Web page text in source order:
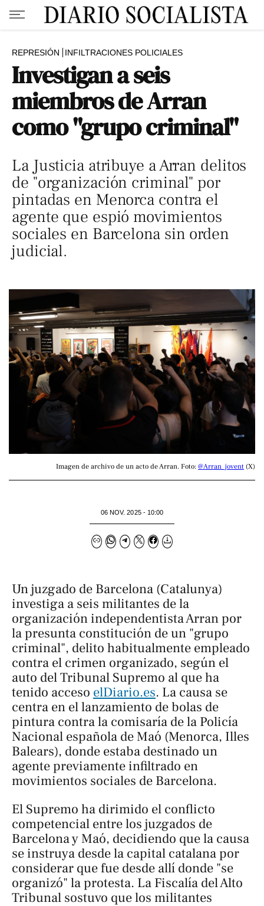
REPRESIÓN INFILTRACIONES POLICIALES
Investigan a seis
miembros de Arran
como "grupo criminal"
La Justicia atribuye a Arran delitos
de "organización criminal" por
pintadas en Menorca contra el
agente que espió movimientos
sociales en Barcelona sin orden
judicial.
Imagen de archivo de un acto de Arran. Foto: @Arran_jovent (X)
06 NOV. 2025 - 10:00
Un juzgado de Barcelona (Catalunya)
investiga a seis militantes de la
organización independentista Arran por
la presunta constitución de un "grupo
criminal", delito habitualmente empleado
contra el crimen organizado, según el
auto del Tribunal Supremo al que ha
tenido acceso elDiario.es. La causa se
centra en el lanzamiento de bolas de
pintura contra la comisaría de la Policía
Nacional española de Maó (Menorca, Illes
Balears), donde estaba destinado un
agente previamente infiltrado en
movimientos sociales de Barcelona.
El Supremo ha dirimido el conflicto
competencial entre los juzgados de
Barcelona y Maó, decidiendo que la causa
se instruya desde la capital catalana por
considerar que fue desde allí donde "se
organizó" la protesta. La Fiscalía del Alto
Tribunal sostuvo que los militantes